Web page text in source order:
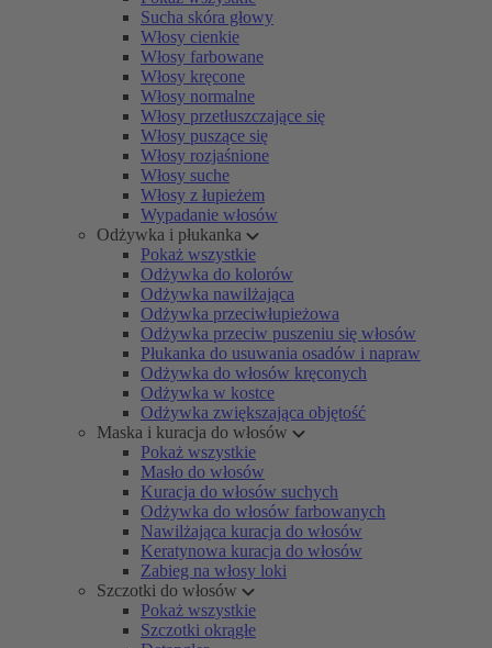
Sucha skóra głowy
Włosy cienkie
Włosy farbowane
Włosy kręcone
Włosy normalne
Włosy przetłuszczające się
Włosy puszące się
Włosy rozjaśnione
Włosy suche
Włosy z łupieżem
Wypadanie włosów
Odżywka i płukanka
Pokaż wszystkie
Odżywka do kolorów
Odżywka nawilżająca
Odżywka przeciwłupieżowa
Odżywka przeciw puszeniu się włosów
Płukanka do usuwania osadów i napraw
Odżywka do włosów kręconych
Odżywka w kostce
Odżywka zwiększająca objętość
Maska i kuracja do włosów
Pokaż wszystkie
Masło do włosów
Kuracja do włosów suchych
Odżywka do włosów farbowanych
Nawilżająca kuracja do włosów
Keratynowa kuracja do włosów
Zabieg na włosy loki
Szczotki do włosów
Pokaż wszystkie
Szczotki okrągłe